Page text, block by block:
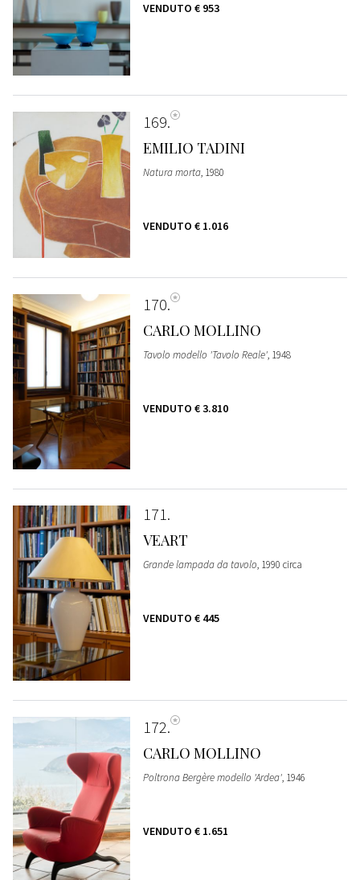
VENDUTO € 953
169
EMILIO TADINI
Natura morta, 1980
VENDUTO € 1.016
170
CARLO MOLLINO
Tavolo modello 'Tavolo Reale', 1948
VENDUTO € 3.810
171
VEART
Grande lampada da tavolo, 1990 circa
VENDUTO € 445
172
CARLO MOLLINO
Poltrona Bergère modello 'Ardea', 1946
VENDUTO € 1.651